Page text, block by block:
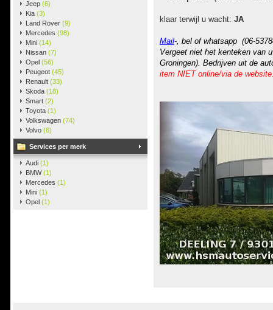
Jeep (6)
Kia (3)
Land Rover (9)
Mercedes (98)
Mini (14)
Nissan (7)
Opel (56)
Peugeot (45)
Renault (33)
Skoda (18)
Smart (2)
Toyota (1)
Volkswagen (74)
Volvo (6)
Services per merk
Audi (1)
BMW(1)
Mercedes (1)
Mini (1)
Opel (1)
klaar terwijl u wacht: JA
Mail-, bel of whatsapp (06-
Vergeet niet het kenteken van
Groningen). Bedrijven uit de
item NIET online/via de